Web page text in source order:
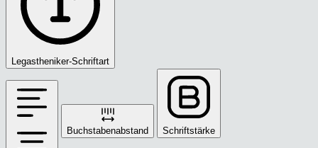
Legastheniker-Schriftart
Buchstabenabstand Schriftstärke